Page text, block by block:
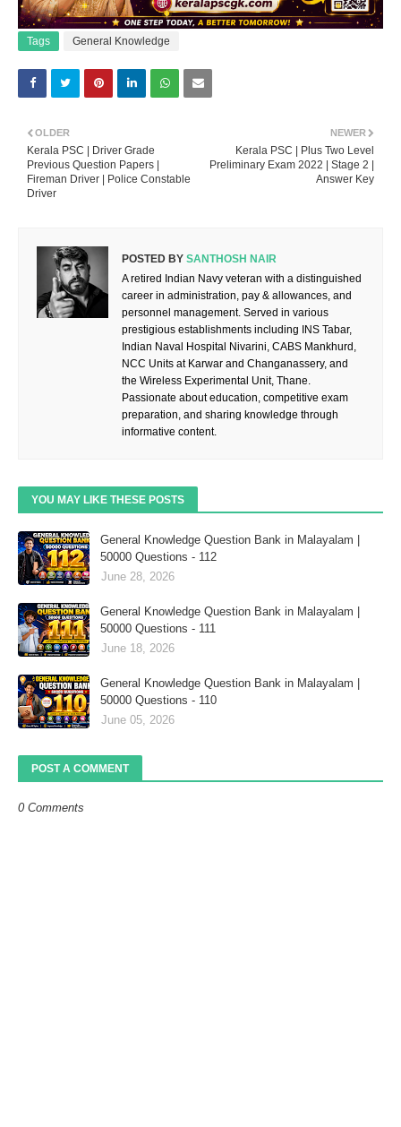
Tags General Knowledge
NEWER
Kerala PSC | Plus Two Level
Preliminary Exam 2022 | Stage 2 |
Answer Key
OLDER
Kerala PSC | Driver Grade
Previous Question Papers |
Fireman Driver | Police Constable
Driver
POSTED BY SANTHOSH NAIR
A retired Indian Navy veteran with a distinguished
career in administration, pay & allowances, and
personnel management. Served in various
prestigious establishments including INS Tabar,
Indian Naval Hospital Nivarini, CABS Mankhurd,
NCC Units at Karwar and Changanassery, and
the Wireless Experimental Unit, Thane.
Passionate about education, competitive exam
preparation, and sharing knowledge through
informative content.
YOU MAY LIKE THESE POSTS
General Knowledge Question Bank in Malayalam |
50000 Questions - 112
June 28, 2026
General Knowledge Question Bank in Malayalam |
50000 Questions - 111
June 18, 2026
General Knowledge Question Bank in Malayalam |
50000 Questions - 110
June 05, 2026
POST A COMMENT
0 Comments